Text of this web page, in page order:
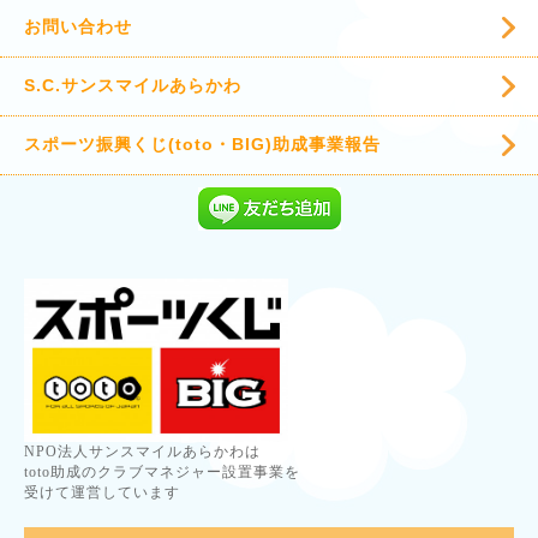
お問い合わせ
S.C.サンスマイルあらかわ
スポーツ振興くじ(toto・BIG)助成事業報告
NPO法人サンスマイルあらかわは
toto助成のクラブマネジャー設置事業を
受けて運営しています